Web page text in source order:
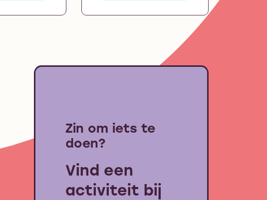
Zin om iets te
doen?
Vind een
activiteit bij